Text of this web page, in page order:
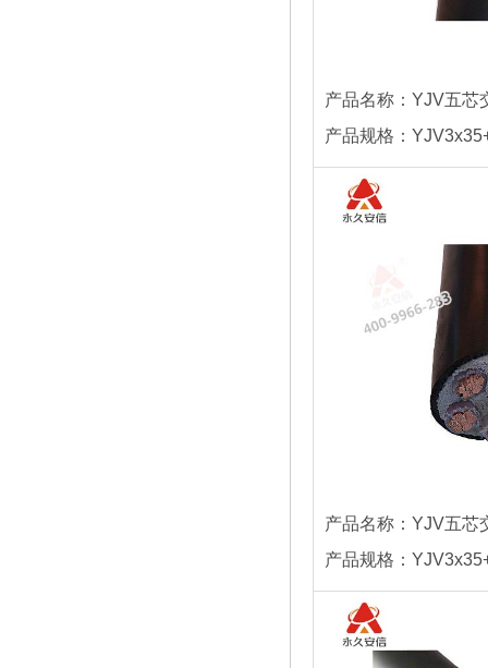
产品名称：YJV五芯
产品规格：
产品名称：YJV五芯
产品规格：